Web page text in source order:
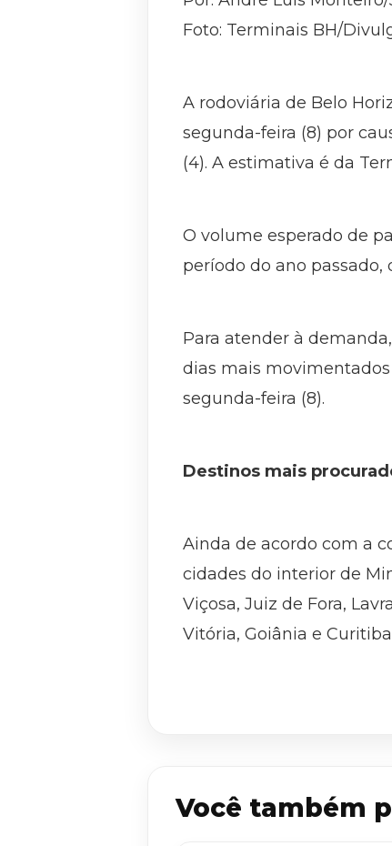
Foto: Terminais BH/
A rodoviária de Belo
segunda-feira (8) por
(4). A estimativa é da
O volume esperado de
período do ano
Para atender à
dias mais
segunda-feira (8).
Destinos mais
Ainda de acordo com a
cidades do interior de
Viçosa, Juiz de Fora,
Vitória, Goiânia e
Você também